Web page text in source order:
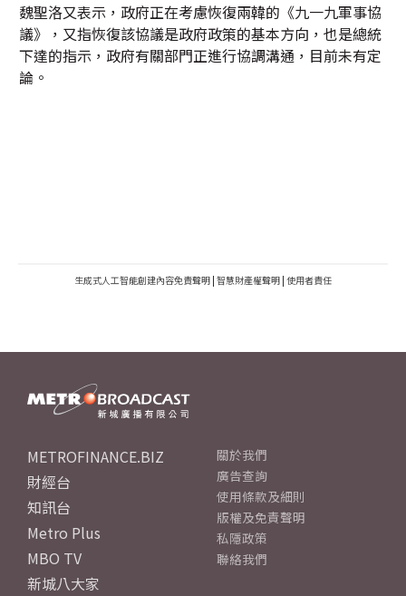
魏聖洛又表示，政府正在考慮恢復兩韓的《九一九軍事協
議》，又指恢復該協議是政府政策的基本方向，也是總統
下達的指示，政府有關部門正進行協調溝通，目前未有定
論。
生成式人工智能創建內容免責聲明 | 智慧財產權聲明 | 使用者責任
METROFINANCE.BIZ
財經台
知訊台
Metro Plus
MBO TV
新城八大家
關於我們
廣告查詢
使用條款及細則
版權及免責聲明
私隱政策
聯絡我們